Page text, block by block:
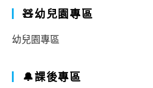
🧸幼兒園專區
幼兒園專區
🔔課後專區